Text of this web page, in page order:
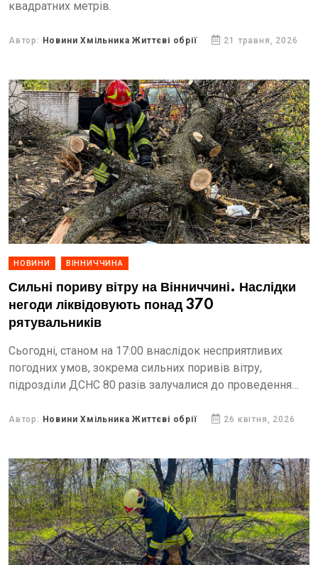
квадратних метрів.
Автор: Новини Хмільника Життєві обрії 21 травня, 2026
НОВИНИ ВІННИЧЧИНА
Сильні пориву вітру на Вінниччині. Наслідки
негоди ліквідовують понад 370
рятувальників
Сьогодні, станом на 17:00 внаслідок несприятливих
погодних умов, зокрема сильних поривів вітру,
підрозділи ДСНС 80 разів залучалися до проведення
Автор: Новини Хмільника Життєві обрії 26 квітня, 2026